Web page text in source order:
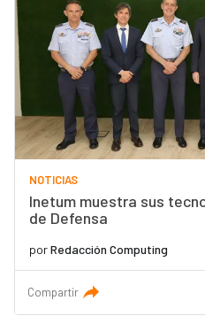
NOTICIAS
Inetum muestra sus
de Defensa
porRedacción Computing
Compartir